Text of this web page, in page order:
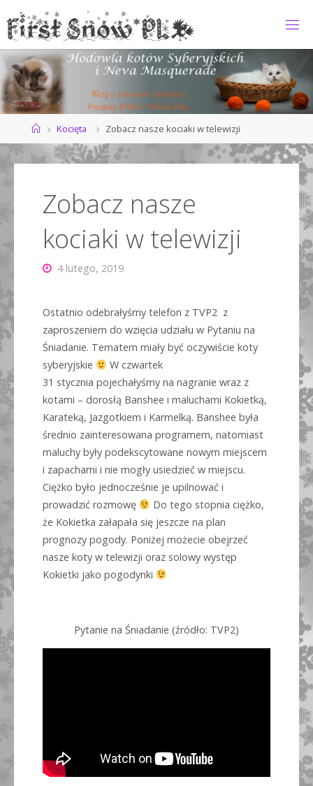
Przejdź
do
treści
IR
ST
N
O
W*
Strona
główna
Kocięta Zobacz nasze kociaki w telewizji
Zobacz nasze
kociaki w telewizji
4 lutego, 2019
Ostatnio odebrałyśmy telefon z TVP2 z
zaproszeniem do wzięcia udziału w Pytaniu na
Śniadanie. Tematem miały być oczywiście koty
syberyjskie
W czwartek
31 stycznia pojechałyśmy na nagranie wraz z
kotami – dorosłą Banshee i maluchami Kokietką,
Karateką, Jazgotkiem i Karmelką. Banshee była
średnio zainteresowana programem, natomiast
maluchy były podekscytowane nowym miejscem
i zapachami i nie mogły usiedzieć w miejscu.
Ciężko było jednocześnie je upilnować i
prowadzić rozmowę
Do tego stopnia ciężko,
że Kokietka załapała się jeszcze na plan
prognozy pogody. Poniżej możecie obejrzeć
nasze koty w telewizji oraz solowy występ
Kokietki jako pogodynki
Pytanie na Śniadanie (źródło: TVP2)